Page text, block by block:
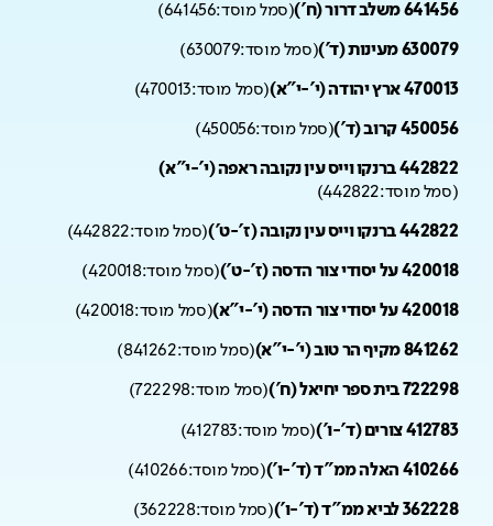
641456 משלב דרור (ח') (סמל מוסד:641456
)
630079 מעינות (ד') (סמל מוסד:630079
)
470013 ארץ יהודה (י'-י"א) (סמל מוסד:470013
)
450056 קרוב (ד') (סמל מוסד:450056
)
442822 ברנקו וייס עין נקובה ראפה (י'-י"א)
(סמל מוסד:442822
)
442822 ברנקו וייס עין נקובה (ז'-ט') (סמל מוסד:442822
)
420018 על יסודי צור הדסה (ז'-ט') (סמל מוסד:420018
)
420018 על יסודי צור הדסה (י'-י"א) (סמל מוסד:420018
)
841262 מקיף הר טוב (י'-י"א) (סמל מוסד:841262
)
722298 בית ספר יחיאל (ח') (סמל מוסד:722298
)
412783 צורים (ד'-ו') (סמל מוסד:412783
)
410266 האלה ממ"ד (ד'-ו') (סמל מוסד:410266
)
362228 לביא ממ"ד (ד'-ו') (סמל מוסד:362228
)